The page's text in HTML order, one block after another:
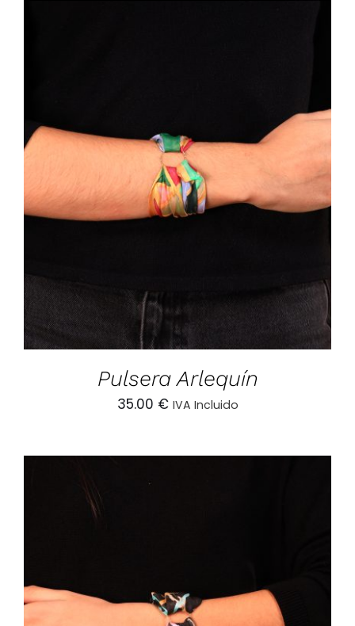
AÑADIR AL CARRITO /
Pulsera Arlequín
35.00 € IVA Incluido